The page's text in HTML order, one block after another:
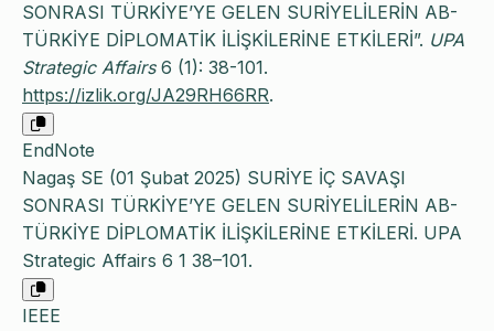
SONRASI TÜRKİYE’YE GELEN SURİYELİLERİN AB-
TÜRKİYE DİPLOMATİK İLİŞKİLERİNE ETKİLERİ”. UPA
Strategic Affairs6 (1): 38-101.
https://izlik.org/JA29RH66RR.
EndNote
Nagaş SE (01 Şubat 2025) SURİYE İÇ SAVAŞI
SONRASI TÜRKİYE’YE GELEN SURİYELİLERİN AB-
TÜRKİYE DİPLOMATİK İLİŞKİLERİNE ETKİLERİ. UPA
Strategic Affairs 6 1 38–101.
IEEE